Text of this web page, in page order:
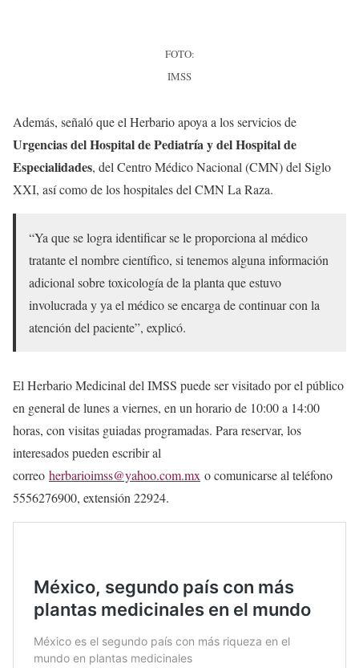
FOTO:
IMSS
Además, señaló que el Herbario apoya a los servicios de
Urgencias del Hospital de Pediatría y del Hospital de
Especialidades, del Centro Médico Nacional (CMN) del Siglo
XXI, así como de los hospitales del CMN La Raza.
“Ya que se logra identificar se le proporciona al médico
tratante el nombre científico, si tenemos alguna información
adicional sobre toxicología de la planta que estuvo
involucrada y ya el médico se encarga de continuar con la
atención del paciente”, explicó.
El Herbario Medicinal del IMSS puede ser visitado por el público
en general de lunes a viernes, en un horario de 10:00 a 14:00
horas, con visitas guiadas programadas. Para reservar, los
interesados pueden escribir al
correo herbarioimss@yahoo.com.mx o comunicarse al teléfono
5556276900, extensión 22924.